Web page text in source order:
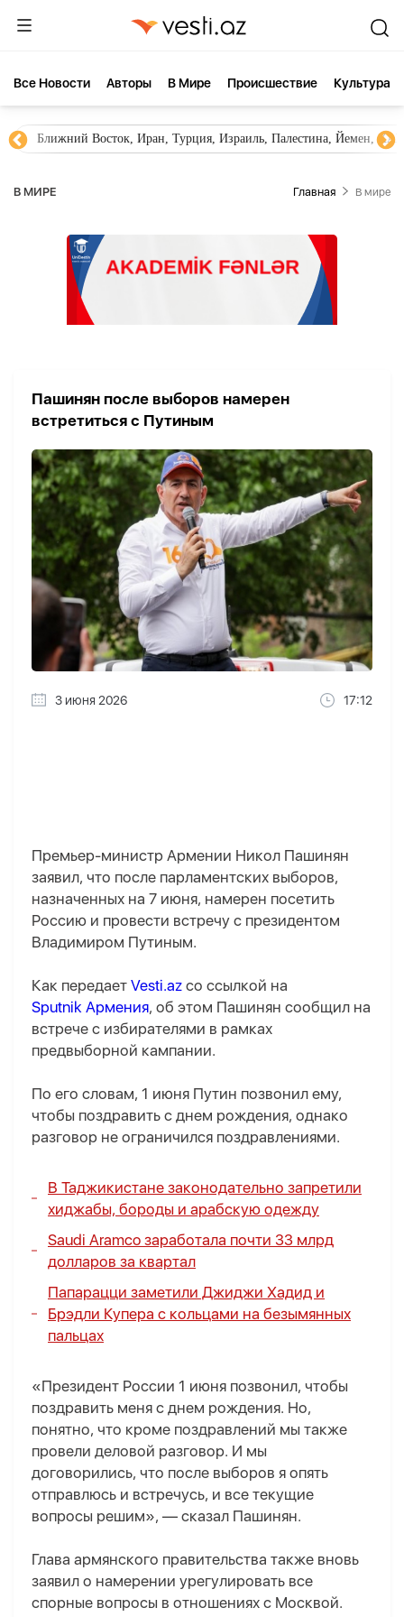
Все Новости Aвторы В Мире Происшествие Культура
Ближний Восток, Иран, Турция, Израиль, Палестина, Йемен,
В МИРЕ Главная В мире
Пашинян после выборов намерен
встретиться с Путиным
3 июня 2026 17:12
Премьер-министр Армении Никол Пашинян
заявил, что после парламентских выборов,
назначенных на 7 июня, намерен посетить
Россию и провести встречу с президентом
Владимиром Путиным.
Как передает Vesti.az со ссылкой на
Sputnik Армения, об этом Пашинян сообщил на
встрече с избирателями в рамках
предвыборной кампании.
По его словам, 1 июня Путин позвонил ему,
чтобы поздравить с днем рождения, однако
разговор не ограничился поздравлениями.
В Таджикистане законодательно запретили
хиджабы, бороды и арабскую одежду
Saudi Aramco заработала почти 33 млрд
долларов за квартал
Папарацци заметили Джиджи Хадид и
Брэдли Купера с кольцами на безымянных
пальцах
«Президент России 1 июня позвонил, чтобы
поздравить меня с днем рождения. Но,
понятно, что кроме поздравлений мы также
провели деловой разговор. И мы
договорились, что после выборов я опять
отправлюсь и встречусь, и все текущие
вопросы решим», — сказал Пашинян.
Глава армянского правительства также вновь
заявил о намерении урегулировать все
спорные вопросы в отношениях с Москвой.